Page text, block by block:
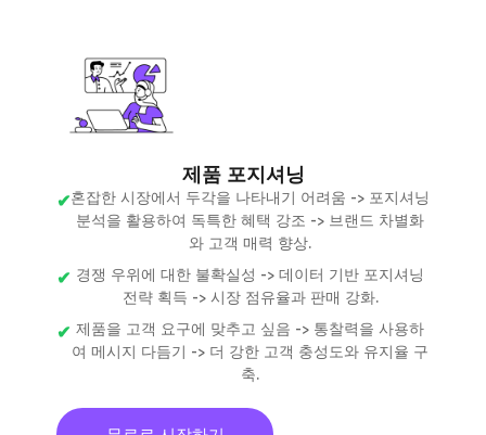
제품 포지셔닝
혼잡한 시장에서 두각을 나타내기 어려움 -> 포지셔닝
분석을 활용하여 독특한 혜택 강조 -> 브랜드 차별화
와 고객 매력 향상.
경쟁 우위에 대한 불확실성 -> 데이터 기반 포지셔닝
전략 획득 -> 시장 점유율과 판매 강화.
제품을 고객 요구에 맞추고 싶음 -> 통찰력을 사용하
여 메시지 다듬기 -> 더 강한 고객 충성도와 유지율 구
축.